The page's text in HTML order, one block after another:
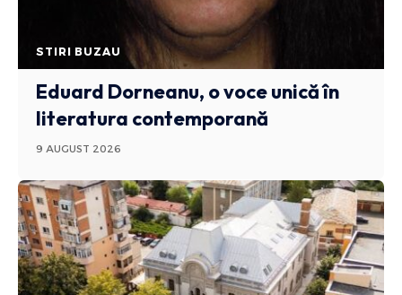
STIRI BUZAU
Eduard Dorneanu, o voce unică în
literatura contemporană
9 AUGUST 2026